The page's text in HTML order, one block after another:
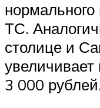
ТС.
столице и
3 000